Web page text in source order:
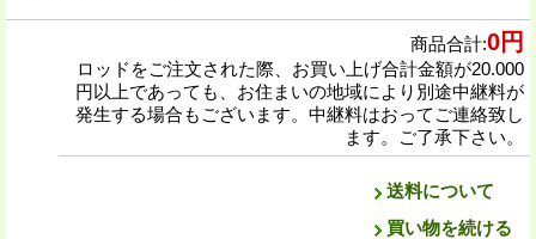
商品合計:0円
ロッドをご注文された際、お買い上げ合計金額が20.000
円以上であっても、お住まいの地域により別途中継料が
発生する場合もございます。中継料はおってご連絡致し
ます。ご了承下さい。
送料について
買い物を続ける